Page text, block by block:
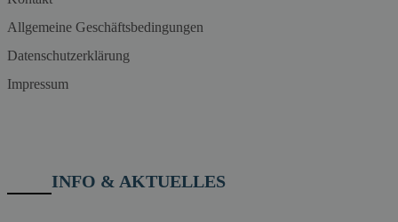
Allgemeine Geschäftsbedingungen
Datenschutzerklärung
Impressum
INFO & AKTUELLES